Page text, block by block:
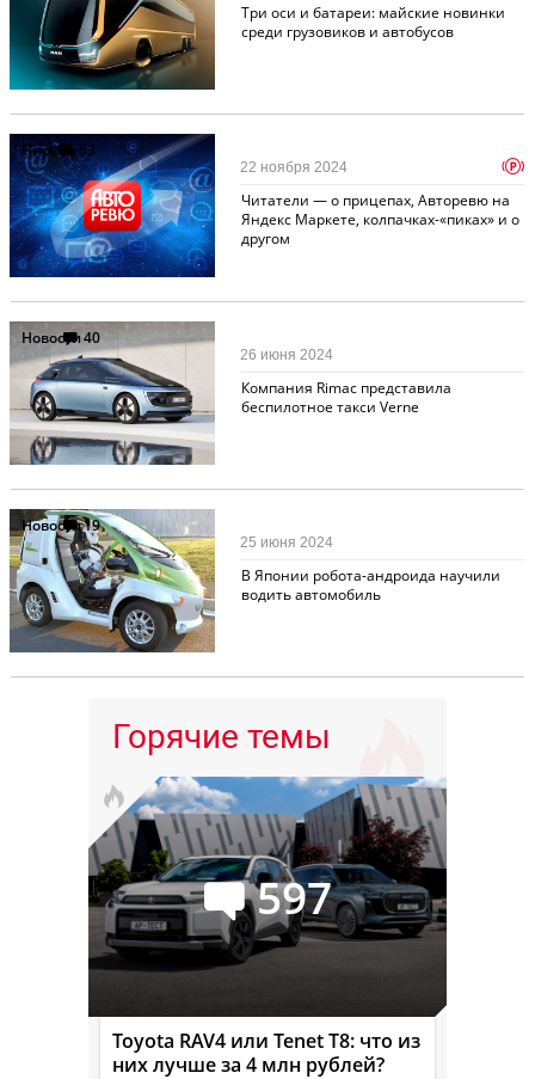
Три оси и батареи: майские новинки
среди грузовиков и автобусов
Письма53
Читатели — о прицепах, Авторевю на
Яндекс Маркете, колпачках-«пиках» и о
другом
22 ноября 2024 p
Новости40
Компания Rimac представила
беспилотное такси Verne
26 июня 2024
Новости19
В Японии робота-андроида научили
водить автомобиль
25 июня 2024
Горячие темы
597
Toyota RAV4 или Tenet T8: что из
них лучше за 4 млн рублей?